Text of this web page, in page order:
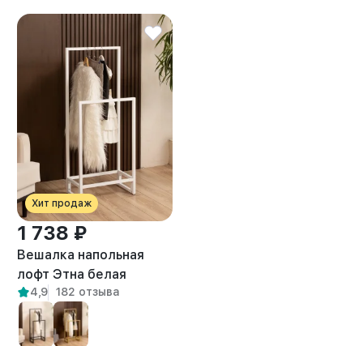
Хит продаж
1 738 ₽
Вешалка напольная
лофт Этна белая
4,9 182 отзыва